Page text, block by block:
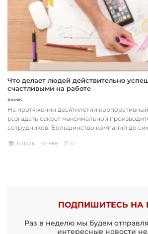
Что делает людей действительно
счастливыми на работе
Бизнес
На протяжении десятилетий
разгадать секрет максимальной
сотрудников. Большинство компаний до сих
31.07.26 989 0
ПОДПИШИТЕСЬ НА
Раз в неделю мы будем
интересные новости